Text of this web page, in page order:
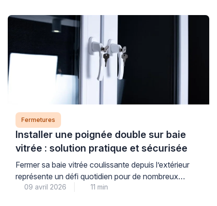
Fermetures
Installer une poignée double sur baie
vitrée : solution pratique et sécurisée
Fermer sa baie vitrée coulissante depuis l’extérieur
représente un défi quotidien pour de nombreux
propriétaires. Cette situation se présente
09 avril 2026 11 min